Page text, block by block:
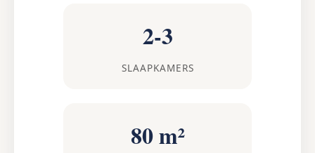
2-3
SLAAPKAMERS
80 m²